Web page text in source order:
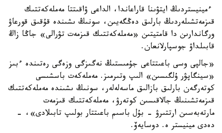
ءمينيستردىڭ ايتۋىنا قاراعاندا، الداعى ۋاقىتتا مەملەكەتتىك
قىزمەتشىلەردىڭ بارلىق دەڭگەيىن، سونىڭ ىشىندە قۇقىق قورعاۋ
ورگاندارىن دا قامتيتىن «مەملەكەتتىك قىزمەت تۋرالى» جاڭا زاڭ
قابىلداۋ جوسپارلانعان.
«جالپى وسى باعىتتاعى جۇمىستىڭ نەگىزگى وزەگى رەتىندە ءبىز
«سينگاپۋر ۇلگىسىن» الىپ وتىرمىز. مەملەكەت باسشىسى
كوتەرگەن بارلىق بازالىق ماسەلەلەر، سونىڭ ىشىندە مەملەكەتتىك
قىزمەتشىنىڭ جالاقىسىن كوتەرۋ، مەملەكەتتىك قىزمەت
مارتەبەسىن ارتتىرۋ - بۇل باسىم باعىتتار بولىپ تابىلادى»، -
دەدى مينيستر ە. دوسايەۆ.